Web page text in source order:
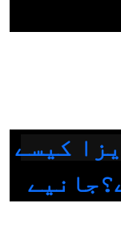
کیسے